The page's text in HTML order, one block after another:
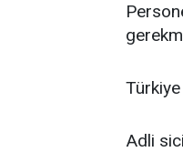
Adli